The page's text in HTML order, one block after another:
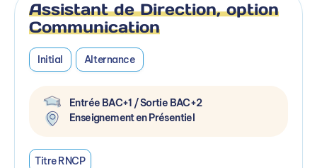
Assistant de Direction, option
Communication
Initial Alternance
Entrée BAC+1 / Sortie BAC+2
Enseignement en Présentiel
Titre RNCP